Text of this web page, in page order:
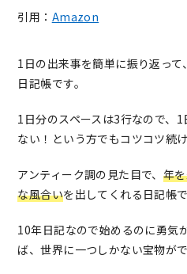
引用： Amazon
1日の出来事を簡単に振り返っ
日記帳です。
1日分のスペースは3行なので、
ない！という方でもコツコツ続
アンティーク調の見た目で、 年
な風合いを出してくれる日記帳で
10年日記なので始めるのに勇気
ば、世界に一つしかない宝物が